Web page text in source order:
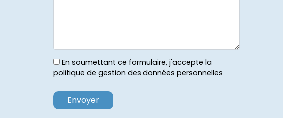
En soumettant ce formulaire, j'accepte la
politique de gestion des données personnelles